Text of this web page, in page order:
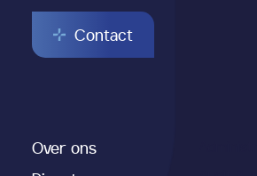
Contact
Over ons